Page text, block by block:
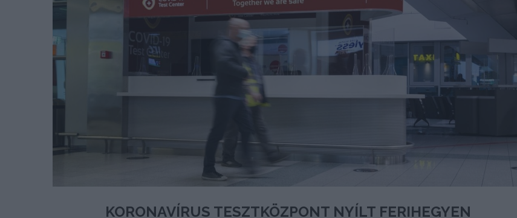
KORONAVÍRUS TESZTKÖZPONT NYÍLT FERIHEGYEN